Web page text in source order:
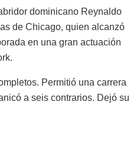
dominicano Reynaldo
de Chicago, quien alcanzó
en una gran actuación
Permitió una carrera
a seis contrarios. Dejó su